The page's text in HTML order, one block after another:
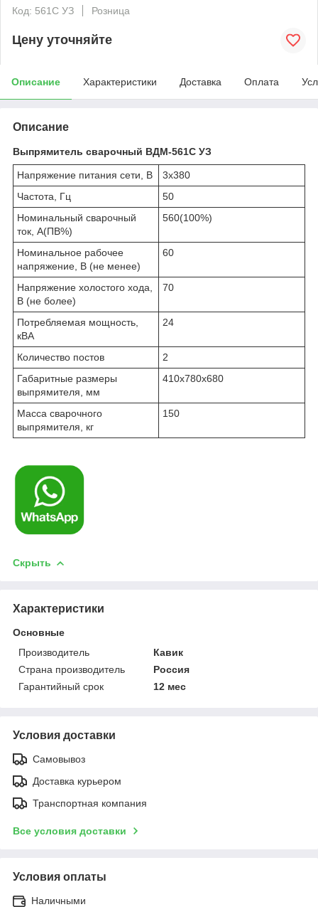
Код: 561С УЗ
Розница
Цену уточняйте
Описание Характеристики Доставка Оплата
Описание
Выпрямитель сварочный ВДМ-561С УЗ
Напряжение питания сети, В
3х380
Частота, Гц
50
Номинальный сварочный
ток, А(ПВ%)
560(100%)
Номинальное рабочее
напряжение, В (не менее)
60
Напряжение холостого хода,
В (не более)
70
Потребляемая мощность,
кВА
24
Количество постов
2
Габаритные размеры
выпрямителя, мм
410х780х680
Macca сварочного
выпрямителя, кг
150
Скрыть
Характеристики
Основные
Производитель
Кавик
Страна производитель
Россия
Гарантийный срок
12 мес
Условия доставки
Самовывоз
Доставка курьером
Транспортная компания
Все условия доставки
Условия оплаты
Наличными